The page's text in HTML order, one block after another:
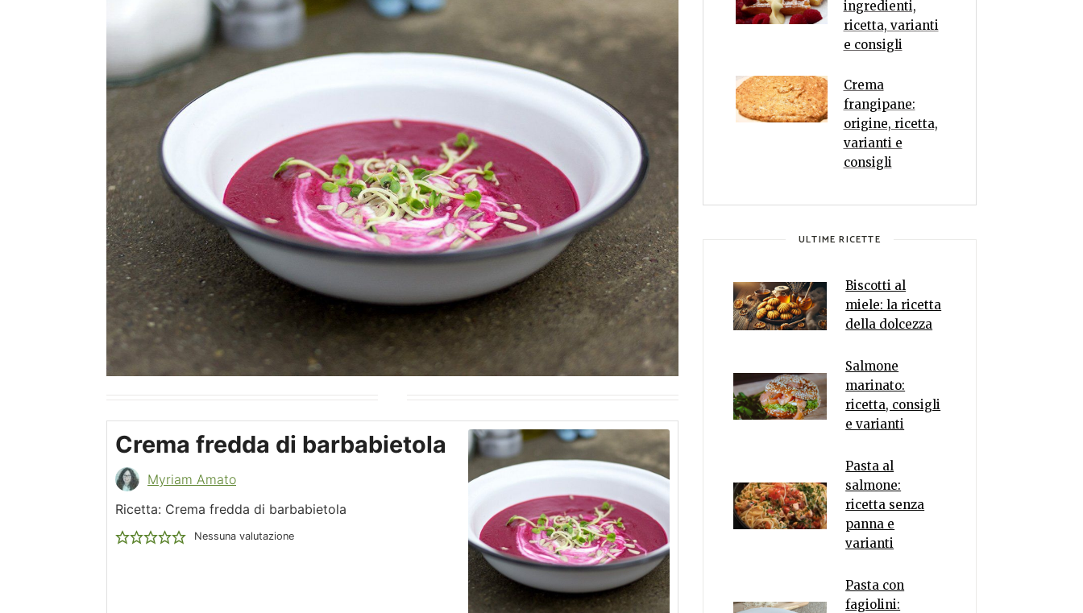
Ricette Piatti unici
Ricette Pesce
Video Ricette
Ricette per Ingrediente
Crema fredda di barbabietola
Myriam Amato
Ricetta: Crema fredda di barbabietola
Nessuna valutazione
ingredienti,
ricetta, varianti
e consigli
Crema
frangipane:
origine, ricetta,
varianti e
consigli
ULTIME RICETTE
Biscotti al
miele: la ricetta
della dolcezza
Salmone
marinato:
ricetta, consigli
e varianti
Pasta al
salmone:
ricetta senza
panna e
varianti
Pasta con
fagiolini: